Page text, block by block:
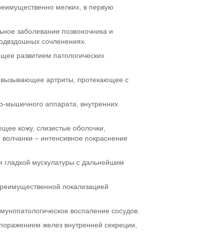
мелких, в первую
заболевание позвоночника и
сочленениях.
развитием патологических
вызывающее артриты, протекающее с
мышечного аппарата, внутренних
кожу, слизистые оболочки,
– интенсивное покраснение
мускулатуры с дальнейшим
локализацией
воспаление сосудов.
желез внутренней секреции,